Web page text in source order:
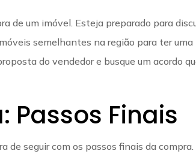
de um imóvel. Esteja preparado para
semelhantes na região para ter uma
do vendedor e busque um acordo
Passos Finais
de seguir com os passos finais da compra.